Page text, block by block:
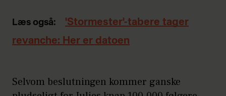
Læs også:
'Stormester'-tabere tager
revanche: Her er datoen
Selvom beslutningen kommer ganske